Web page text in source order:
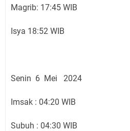
Magrib: 17:45 WIB
Isya 18:52 WIB
Senin 6 Mei 2024
Imsak : 04:20 WIB
Subuh : 04:30 WIB